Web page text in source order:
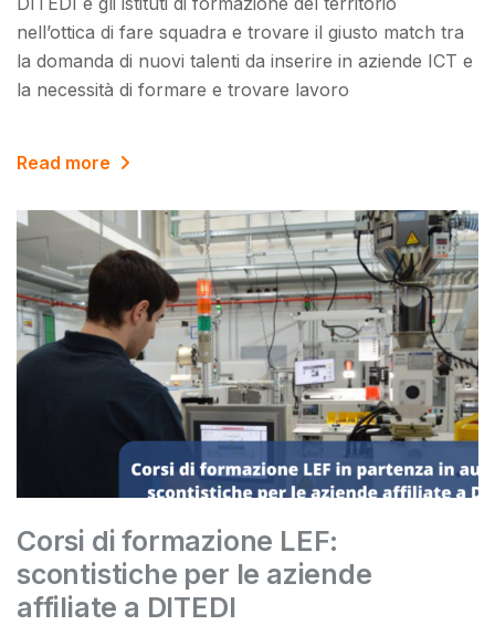
nell’ottica di fare squadra e trovare il giusto match tra
la domanda di nuovi talenti da inserire in aziende ICT e
la necessità di formare e trovare lavoro
Read more
Corsi di formazione LEF:
scontistiche per le aziende
affiliate a DITEDI